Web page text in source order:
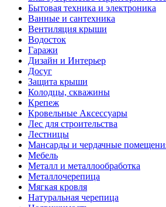
Бытовая техника и электроника
Ванные и сантехника
Вентиляция крыши
Водосток
Гаражи
Дизайн и Интерьер
Досуг
Защита крыши
Колодцы, скважины
Крепеж
Кровельные Аксессуары
Лес для строительства
Лестницы
Мансарды и чердачные
Мебель
Металл и металлообработка
Металлочерепица
Мягкая кровля
Натуральная черепица